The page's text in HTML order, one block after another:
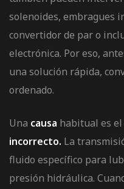
solenoides, embragues
convertidor de par o
electrónica. Por eso,
una solución rápida,
ordenado.
Una causa habitual es el
incorrecto. La
fluido específico para
presión hidráulica.